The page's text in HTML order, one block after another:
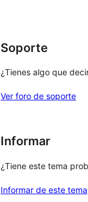
Soporte
¿Tienes algo que
Ver foro de soporte
Informar
¿Tiene este tema
Informar de este tema